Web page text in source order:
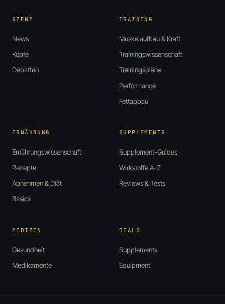
SZENE
News
Köpfe
Debatten
TRAINING
Muskelaufbau & Kraft
Trainingswissenschaft
Trainingspläne
Performance
Fettabbau
ERNÄHRUNG
Ernährungswissenschaft
Rezepte
Abnehmen & Diät
Basics
SUPPLEMENTS
Supplement-Guides
Wirkstoffe A-Z
Reviews & Tests
MEDIZIN
Gesundheit
Medikamente
DEALS
Supplements
Equipment